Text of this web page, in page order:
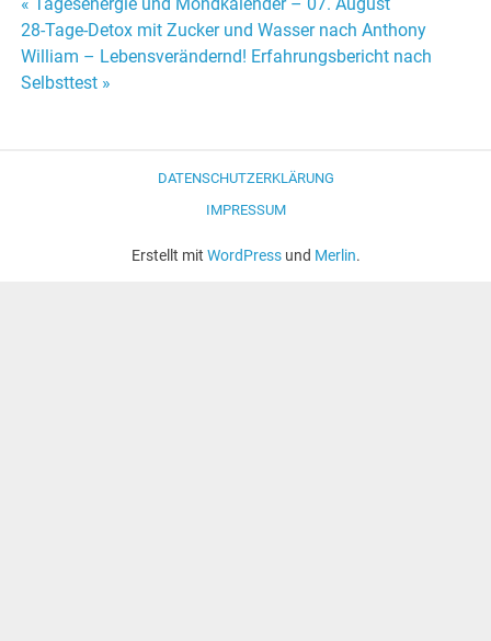
Beitrags-
Navigation
28-Tage-Detox mit Zucker und Wasser nach Anthony
William – Lebensverändernd! Erfahrungsbericht nach
Selbsttest »
DATENSCHUTZERKLÄRUNG
IMPRESSUM
Erstellt mit WordPressund Merlin.